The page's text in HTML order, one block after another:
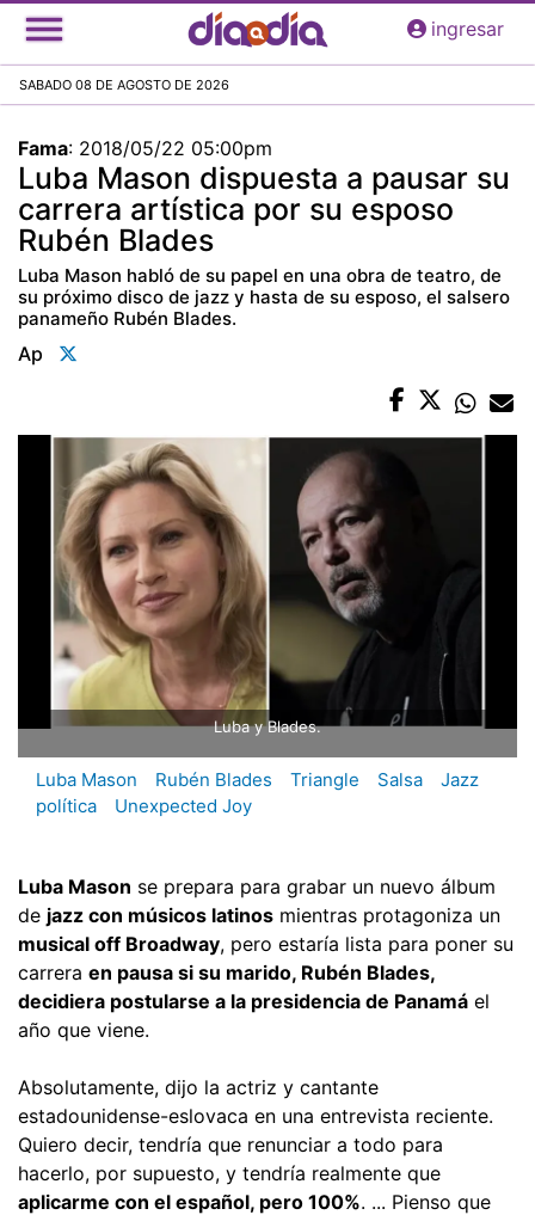
Pasar
al
principal
ingresar
SABADO 08 DE AGOSTO DE 2026
Fama: 2018/05/22 05:00pm
Luba Mason dispuesta a pausar su
carrera artística por su esposo
Rubén Blades
Luba Mason habló de su papel en una obra de teatro, de
su próximo disco de jazz y hasta de su esposo, el salsero
panameño Rubén Blades.
Ap
Luba y Blades.
Luba Mason Rubén Blades Triangle Salsa
Jazz
política
Unexpected Joy
Luba Mason se prepara para grabar un nuevo álbum
de jazz con músicos latinos mientras protagoniza un
musical off Broadway, pero estaría lista para poner su
carrera en pausa si su marido, Rubén Blades,
decidiera postularse a la presidencia de Panamá el
año que viene.
Absolutamente, dijo la actriz y cantante
estadounidense-eslovaca en una entrevista reciente.
Quiero decir, tendría que renunciar a todo para
hacerlo, por supuesto, y tendría realmente que
aplicarme con el español, pero 100%. ... Pienso que